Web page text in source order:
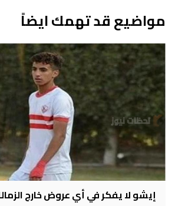
مواضيع قد تهمك ايضاً
إيشو لا يفكر في أي عروض خارج